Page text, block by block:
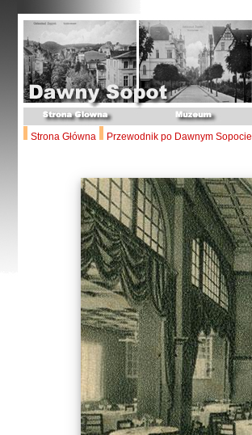
Strona Główna Przewodnik po Dawnym Sopocie